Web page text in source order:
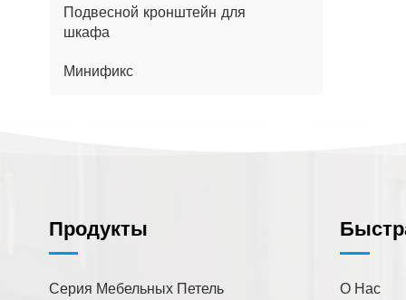
Подвесной кронштейн для
шкафа
Минификс
Вы можете связаться с нами
любым удобным для вас
способом. Мы доступны
Продукты
Серия Мебельных Петель
О Нас